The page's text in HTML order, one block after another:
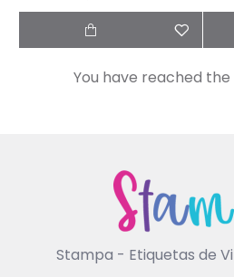
You have reached
Stampa - Etiquetas de